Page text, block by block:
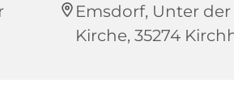
Emsdorf, Unter der
Kirche, 35274